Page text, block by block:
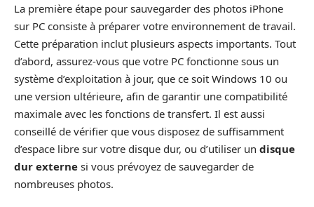
La première étape pour sauvegarder des photos iPhone
sur PC consiste à préparer votre environnement de travail.
Cette préparation inclut plusieurs aspects importants. Tout
d’abord, assurez-vous que votre PC fonctionne sous un
système d’exploitation à jour, que ce soit Windows 10 ou
une version ultérieure, afin de garantir une compatibilité
maximale avec les fonctions de transfert. Il est aussi
conseillé de vérifier que vous disposez de suffisamment
d’espace libre sur votre disque dur, ou d’utiliser un disque
dur externe si vous prévoyez de sauvegarder de
nombreuses photos.